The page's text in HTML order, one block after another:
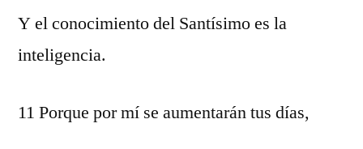
Y el conocimiento del Santísimo es la
inteligencia.
11 Porque por mí se aumentarán tus días,